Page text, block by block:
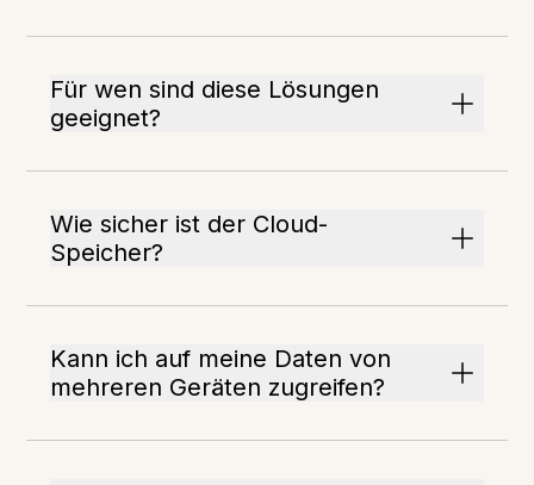
Für wen sind diese Lösungen
geeignet?
Wie sicher ist der Cloud-
Speicher?
Kann ich auf meine Daten von
mehreren Geräten zugreifen?